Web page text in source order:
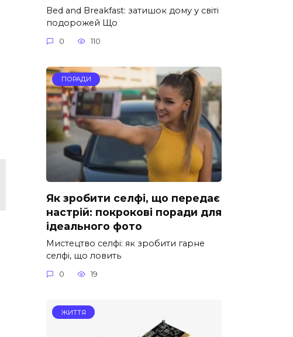
Bed and Breakfast: затишок дому у світі
подорожей Що
0 110
ПОРАДИ
Як зробити селфі, що передає
настрій: покрокові поради для
ідеального фото
Мистецтво селфі: як зробити гарне
селфі, що ловить
0 19
ЖИТТЯ